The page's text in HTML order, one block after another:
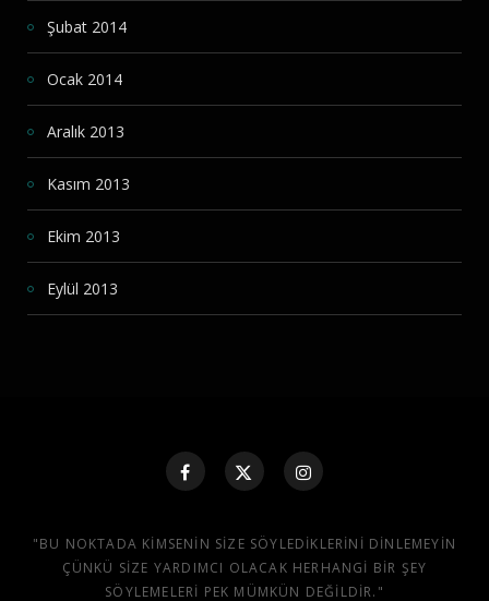
Şubat 2014
Ocak 2014
Aralık 2013
Kasım 2013
Ekim 2013
Eylül 2013
"BU NOKTADA KIMSENIN SIZE SÖYLEDIKLERINI DINLEMEYIN
ÇÜNKÜ SIZE YARDIMCI OLACAK HERHANGI BIR ŞEY
SÖYLEMELERI PEK MÜMKÜN DEĞILDIR."